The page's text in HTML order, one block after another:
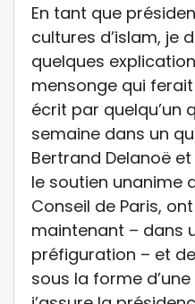
En tant que
cultures d’islam, je
quelques
mensonge qui ferait
écrit par quelqu’un
semaine dans un
Bertrand Delanoë
le soutien unanime
Conseil de Paris,
maintenant – dans
préfiguration – et
sous la forme